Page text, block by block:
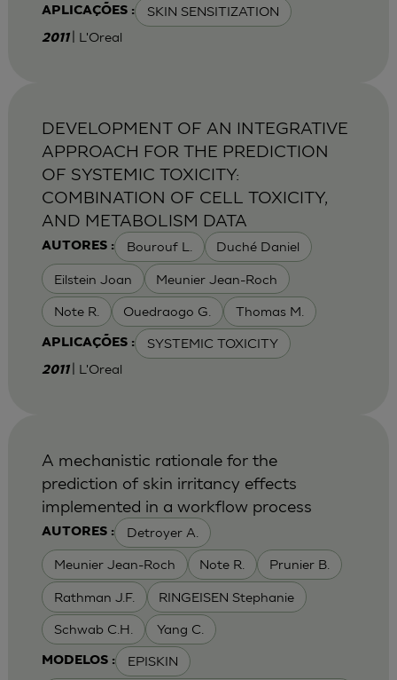
APLICAÇÕES : SKIN SENSITIZATION
2011 | L'Oreal
AUTORES : Bourouf L. Duché Daniel
Eilstein Joan Meunier Jean-Roch
Note R. Ouedraogo G. Thomas M.
APLICAÇÕES : SYSTEMIC TOXICITY
DEVELOPMENT OF AN INTEGRATIVE
APPROACH FOR THE PREDICTION
OF SYSTEMIC TOXICITY:
COMBINATION OF CELL TOXICITY,
AND METABOLISM DATA
2011 | L'Oreal
AUTORES : Detroyer A.
Meunier Jean-Roch Note R. Prunier B.
Rathman J.F. RINGEISEN Stephanie
Schwab C.H. Yang C.
MODELOS : EPISKIN
A mechanistic rationale for the
prediction of skin irritancy effects
implemented in a workflow process